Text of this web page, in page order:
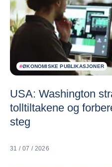
#ØKONOMISKE PUBLIKASJONER
USA: Washington
tolltiltakene og
steg
31 / 07 / 2026